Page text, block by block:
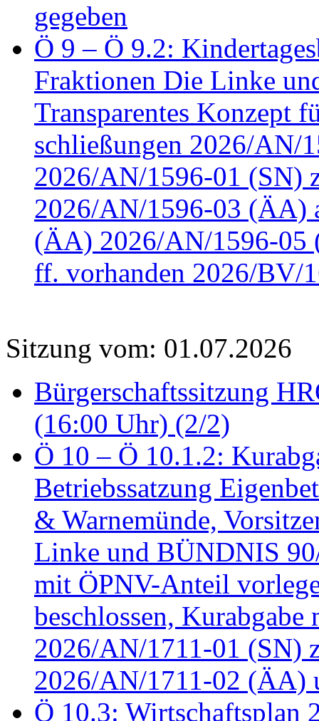
gegeben
Ö 9 – Ö 9.2:
Fraktionen Die Linke
Transparentes Konzept
schließungen 2026/AN/
2026/AN/1596-01 (SN)
2026/AN/1596-03 (ÄA)
(ÄA) 2026/AN/1596-05
ff. vorhanden 2026/BV/
Sitzung vom: 01.07.2026
Bürgerschaftssitzung
(16:00 Uhr) (2/2)
Ö 10 – Ö 10.1.2:
Betriebssatzung
& Warnemünde,
Linke und BÜNDNIS
mit ÖPNV-Anteil
beschlossen,
2026/AN/1711-01 (SN)
2026/AN/1711-02 (ÄA)
Ö 10.3: Wirtschaftsplan